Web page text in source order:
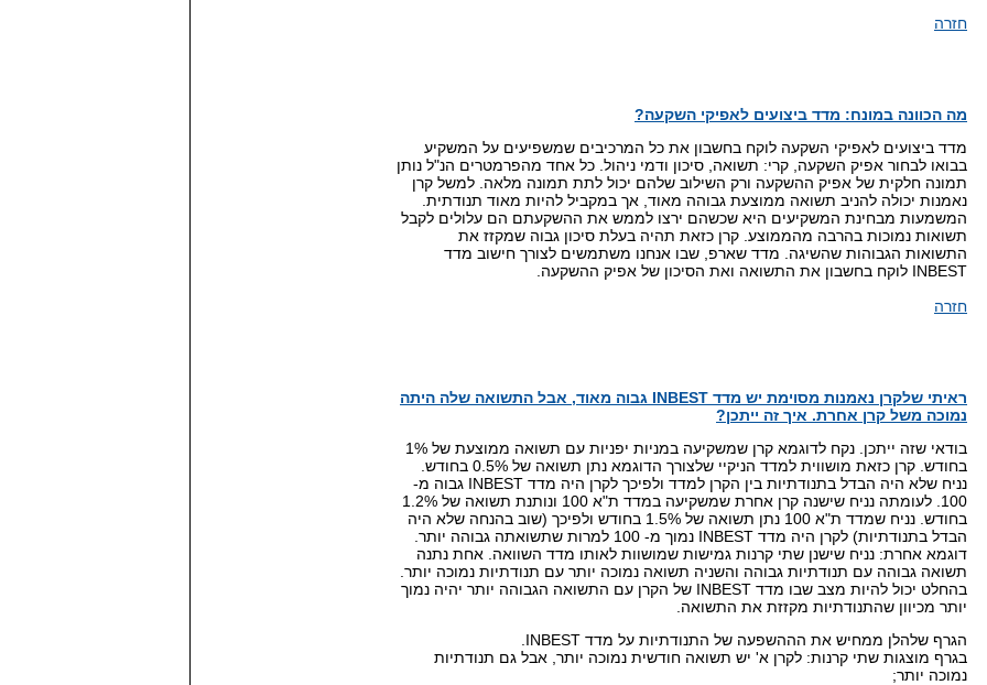
חזרה
מה הכוונה במונח: מדד ביצועים לאפיקי השקעה?
מדד ביצועים לאפיקי השקעה לוקח בחשבון את כל המרכיבים שמשפיעים על המשקיע
בבואו לבחור אפיק השקעה, קרי: תשואה, סיכון ודמי ניהול. כל אחד מהפרמטרים הנ"ל נותן
תמונה חלקית של אפיק ההשקעה ורק השילוב שלהם יכול לתת תמונה מלאה. למשל קרן
נאמנות יכולה להניב תשואה ממוצעת גבוהה מאוד, אך במקביל להיות מאוד תנודתית.
המשמעות מבחינת המשקיעים היא שכשהם ירצו לממש את ההשקעתם הם עלולים לקבל
תשואות נמוכות בהרבה מהממוצע. קרן כזאת תהיה בעלת סיכון גבוה שמקזז את
התשואות הגבוהות שהשיגה. מדד שארפ, שבו אנחנו משתמשים לצורך חישוב מדד
INBEST לוקח בחשבון את התשואה ואת הסיכון של אפיק ההשקעה.
חזרה
ראיתי שלקרן נאמנות מסוימת יש מדד INBEST גבוה מאוד, אבל התשואה שלה היתה
נמוכה משל קרן אחרת. איך זה ייתכן?
בודאי שזה ייתכן. נקח לדוגמא קרן שמשקיעה במניות יפניות עם תשואה ממוצעת של 1%
בחודש. קרן כזאת מושווית למדד הניקיי שלצורך הדוגמא נתן תשואה של 0.5% בחודש.
נניח שלא היה הבדל בתנודתיות בין הקרן למדד ולפיכך לקרן היה מדד INBEST גבוה מ-
100. לעומתה נניח שישנה קרן אחרת שמשקיעה במדד ת"א 100 ונותנת תשואה של 1.2%
בחודש. נניח שמדד ת"א 100 נתן תשואה של 1.5% בחודש ולפיכך (שוב בהנחה שלא היה
הבדל בתנודתיות) לקרן היה מדד INBEST נמוך מ- 100 למרות שתשואתה גבוהה יותר.
דוגמא אחרת: נניח שישנן שתי קרנות גמישות שמושוות לאותו מדד השוואה. אחת נתנה
תשואה גבוהה עם תנודתיות גבוהה והשניה תשואה נמוכה יותר עם תנודתיות נמוכה יותר.
בהחלט יכול להיות מצב שבו מדד INBEST של הקרן עם התשואה הגבוהה יותר יהיה נמוך
יותר מכיוון שהתנודתיות מקזזת את התשואה.
הגרף שלהלן ממחיש את הההשפעה של התנודתיות על מדד INBEST.
בגרף מוצגות שתי קרנות: לקרן א' יש תשואה חודשית נמוכה יותר, אבל גם תנודתיות
נמוכה יותר;